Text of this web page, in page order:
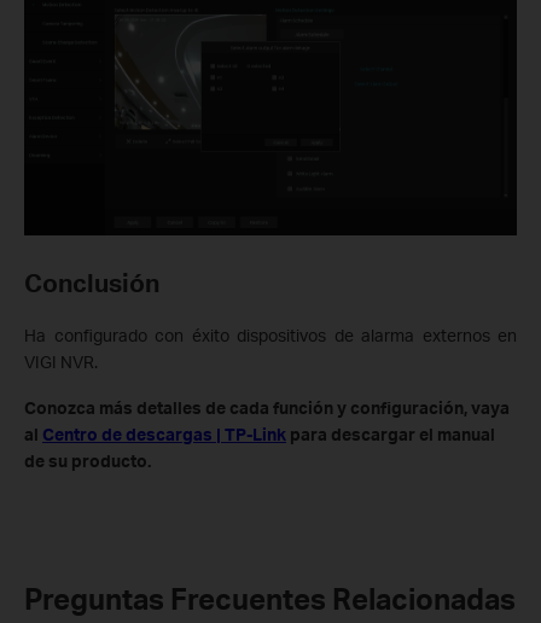
Conclusión
Ha configurado con éxito dispositivos de alarma externos en
VIGI NVR.
Conozca más detalles de cada función y configuración, vaya
al Centro de descargas | TP-Link para descargar el manual
de su producto.
Preguntas Frecuentes Relacionadas